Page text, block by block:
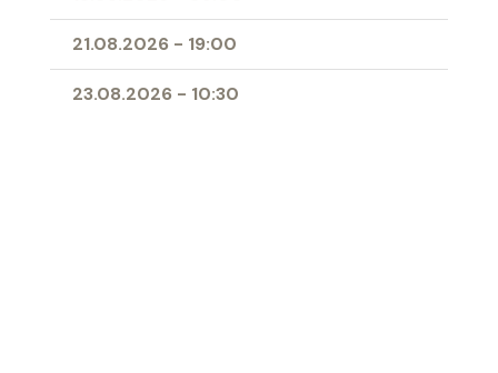
21.08.2026 - 19:00
23.08.2026 - 10:30